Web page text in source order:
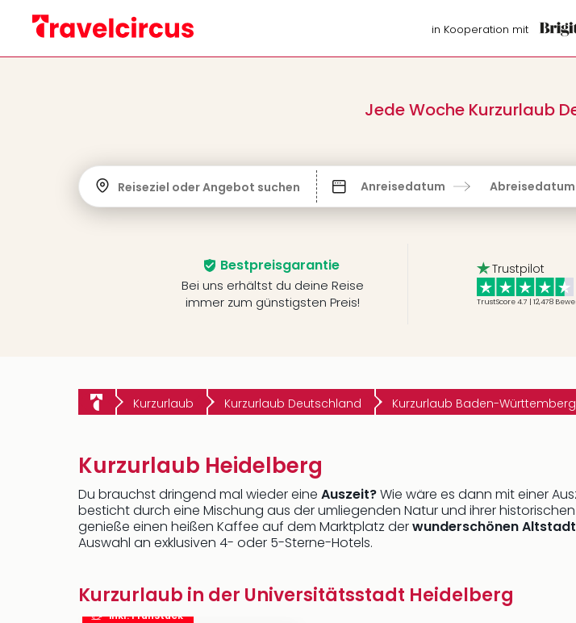
in Kooperation mit
Jede Woche Kurzurlaub
Reiseziel oder Angebot suchen Anreisedatum Abreisedatum
Bestpreisgarantie
Bei uns erhältst du deine Reise
immer zum günstigsten Preis!
Trustpilot
TrustScore 4.7 | 12,478
Kurzurlaub Kurzurlaub Deutschland Kurzurlaub Baden-Württemberg
Kurzurlaub Heidelberg
Du brauchst dringend mal wieder eine Auszeit?Wie wäre es dann mit einer
besticht durch eine Mischung aus der umliegenden Natur und ihrer
genieße einen heißen Kaffee auf dem Marktplatz derwunderschönen
Auswahl an exklusiven 4- oder 5-Sterne-Hotels.
Kurzurlaub in der Universitätsstadt Heidelberg
inkl. Frühstück